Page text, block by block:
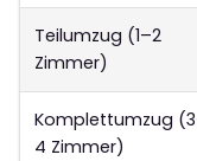
Teilumzug (1–2
Zimmer)
Komplettumzug
4 Zimmer)